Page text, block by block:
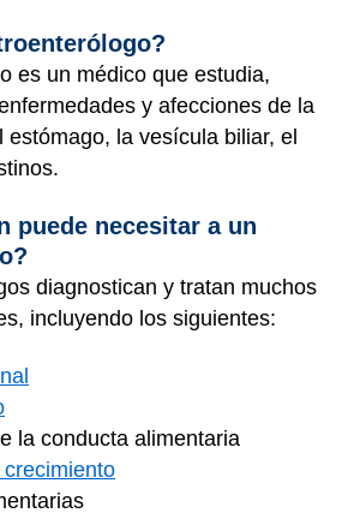
es un médico que estudia,
y afecciones de la
estómago, la vesícula biliar, el
puede necesitar a un
diagnostican y tratan muchos
incluyendo los siguientes:
la conducta alimentaria